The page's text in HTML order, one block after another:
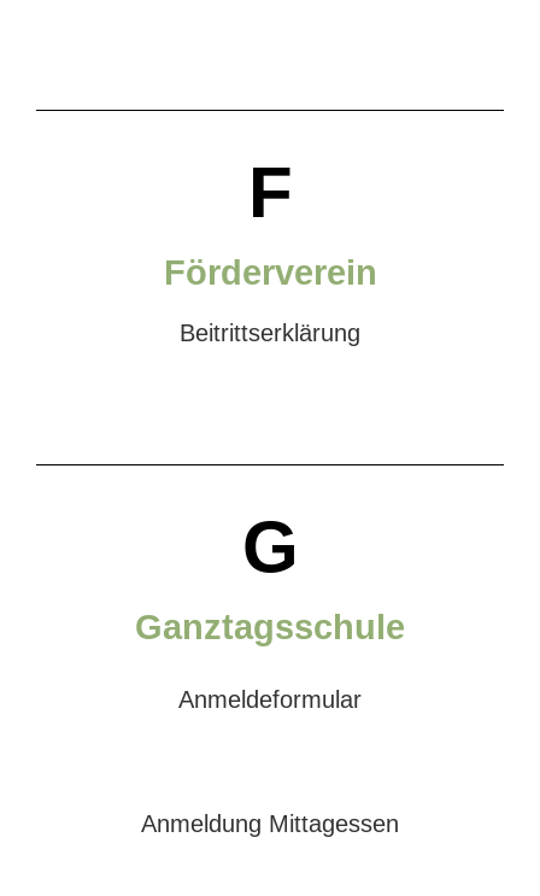
F
Förderverein
Beitrittserklärung
G
Ganztagsschule
Anmeldeformular
Anmeldung Mittagessen